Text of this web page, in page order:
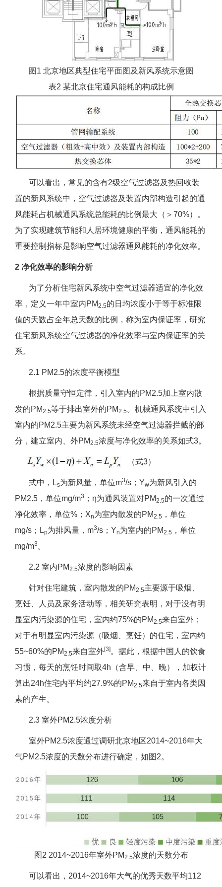
图1 北京地区典型住宅平面图及新风系统示意图
表2 某北京住宅通风能耗的构成比例
可以看出，常见的含有2级空气过滤器及热回收装
置的新风系统中，空气过滤器及装置内部构造引起的通
风能耗占机械通风系统总能耗的比例最大（＞70%）。
为了实现建筑节能和人居环境健康的平衡，通风能耗的
重要控制指标是影响空气过滤器通风能耗的净化效率。
2 净化效率的影响分析
为了分析住宅新风系统中空气过滤器适宜的净化效
率，定义一年中室内PM2.5的日均浓度小于等于标准限
值的天数占全年总天数的比例，称为室内保证率，研究
住宅新风系统空气过滤器的净化效率与室内保证率的关
系。
2.1 PM2.5的浓度平衡模型
根据质量守恒定律，引入室内的PM2.5加上室内散
发的PM2.5等于排出室外的PM2.5 。机械通风系统中引入
室内的PM2.5主要为新风系统未经空气过滤器拦截的部
分，建立室内、外PM2.5浓度与净化效率的关系如式3。
（式3）
式中，Ls为新风量，单位m3/s；Yw为新风引入的
PM2.5，单位mg/m3 ；η为通风装置对PM2.5的一次通过
净化效率，单位%；Xn为室内散发的PM2.5 ，单位
mg/s；Lp为排风量，m3/s；Yn为室内的PM2.5 ，单位
mg/m3 。
2.2 室内PM2.5浓度的影响因素
针对住宅建筑，室内散发的PM2.5主要源于吸烟、
烹饪、人员及家务活动等，相关研究表明，对于没有明
显室内污染源的住宅，室内约75%的PM2.5来自室外；
对于有明显室内污染源（吸烟、烹饪）的住宅，室内约
55~60%的PM2.5来自室外[3] 。据此，根据中国人的饮食
习惯，每天的烹饪时间取4h（含早、中、晚），加权计
算出24h住宅内平均约27.9%的PM2.5来自于室内各类因
素的产生。
2.3 室外PM2.5浓度分析
室外PM2.5浓度通过调研北京地区2014~2016年大
气PM2.5浓度的天数分布进行确定，如图2。
图2 2014~2016年室外PM2.5浓度的天数分布
可以看出，2014~2016年大气的优秀天数平均112